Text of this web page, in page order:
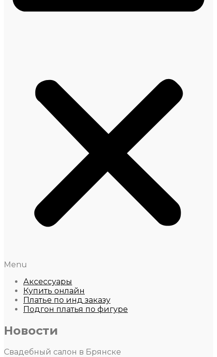
Menu
Аксессуары
Купить онлайн
Платье по инд заказу
Подгон платья по фигуре
Новости
Свадебный салон в Брянске